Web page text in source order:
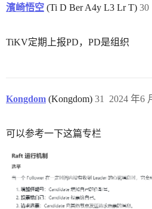
濱崎悟空 (Ti D Ber A4y L3 Lr T) 30
TiKV定期上报PD，PD是组织
Kongdom (Kongdom) 2024 年6
31
可以参考一下这篇专栏